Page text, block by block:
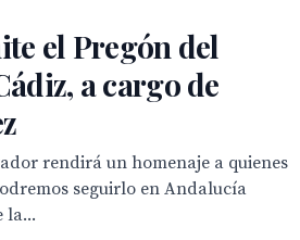
el Pregón del
a cargo de
rendirá un homenaje a quienes
seguirlo en Andalucía
la...